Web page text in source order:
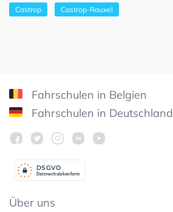
Castrop Castrop-Rauxel
Fahrschulen in Belgien
Fahrschulen in Deutschland
Datenschutzkonform
DSGVO
Über uns